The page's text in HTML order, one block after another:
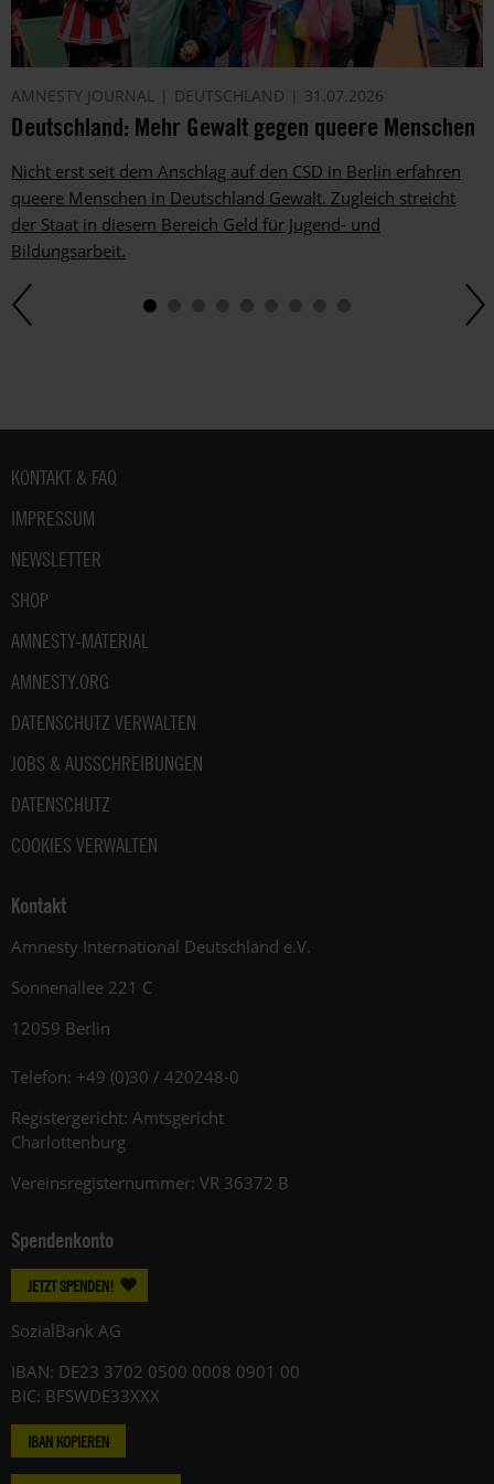
AMNESTY JOURNAL DEUTSCHLAND 31.07.2026
Deutschland: Mehr Gewalt gegen queere Menschen
Nicht erst seit dem Anschlag auf den CSD in Berlin erfahren
queere Menschen in Deutschland Gewalt. Zugleich streicht
der Staat in diesem Bereich Geld für Jugend- und
Bildungsarbeit.
Fußbereich
KONTAKT & FAQ
IMPRESSUM
NEWSLETTER
SHOP
AMNESTY-MATERIAL
AMNESTY.ORG
DATENSCHUTZ VERWALTEN
JOBS & AUSSCHREIBUNGEN
DATENSCHUTZ
COOKIES VERWALTEN
Kontakt
Amnesty International Deutschland e.V.
Sonnenallee 221 C
12059 Berlin
Telefon: +49 (0)30 / 420248-0
Registergericht: Amtsgericht
Charlottenburg
Vereinsregisternummer: VR 36372 B
Spendenkonto
JETZT SPENDEN!
SozialBank AG
IBAN: DE23 3702 0500 0008 0901 00
BIC: BFSWDE33XXX
IBAN KOPIEREN